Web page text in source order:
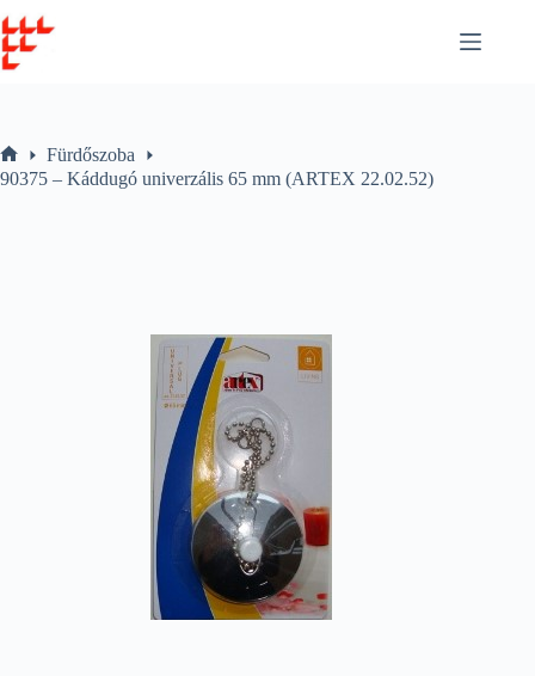
to
content
Home
Fürdőszoba
90375 – Káddugó univerzális 65 mm (ARTEX 22.02.52)